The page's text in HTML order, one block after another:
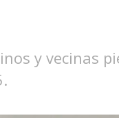
y vecinas